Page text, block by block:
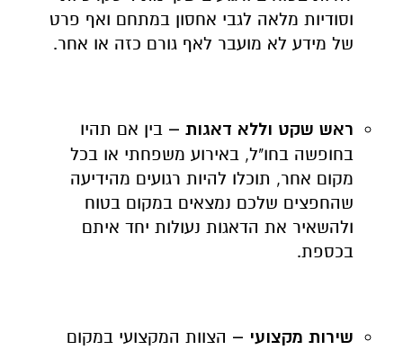
וסודיות מלאה לגבי אחסון במתחם ואף פרט
של מידע לא מועבר לאף גורם כזה או אחר.
ראש שקט וללא דאגות – בין אם תהיו
בחופשה בחו"ל, באירוע משפחתי או בכל
מקום אחר, תוכלו להיות רגועים מהידיעה
שהחפצים שלכם נמצאים במקום בטוח
ולהשאיר את הדאגות נעולות יחד איתם
בכספת.
שירות מקצועי – הצוות המקצועי במקום